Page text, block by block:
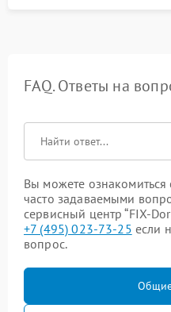
FAQ. Ответы на
Вы можете
часто задаваемыми
сервисный центр “FIX-
+7 (495) 023-73-25 если
вопрос.